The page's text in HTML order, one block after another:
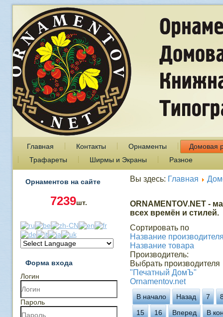
Главная Контакты Орнаменты
Домовая
Трафареты
Ширмы и Экраны Разное
Орнаментов на сайте
7239шт.
Форма входа
Логин
Пароль
Вы здесь: Главная
ORNAMENTOV.NET -
всех времён и стилей.
Сортировать по
Название
Название товара
Производитель:
Выбрать производителя
"Печатный ДомЪ"
Ornamentov.net
В начало Назад 7
15
16 Вперед В